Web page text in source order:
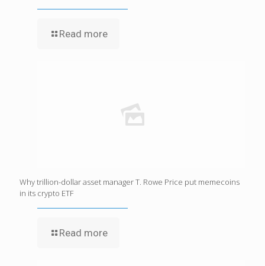
Read more
Why trillion-dollar asset manager T. Rowe Price put memecoins
in its crypto ETF
Read more